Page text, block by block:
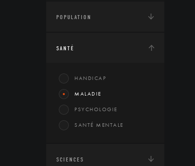
POPULATION
SANTÉ
HANDICAP
MALADIE
PSYCHOLOGIE
SANTÉ MENTALE
SCIENCES